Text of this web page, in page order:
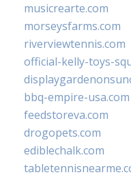
musicrearte.com
morseysfarms.com
riverviewtennis.com
official-kelly-toys-
bbq-empire-usa.com
feedstoreva.com
drogopets.com
ediblechalk.com